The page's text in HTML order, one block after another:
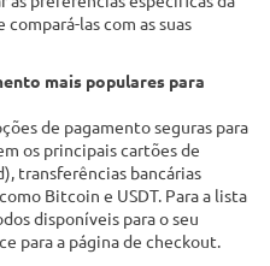
las com as suas
mais populares para
de pagamento seguras para
os principais cartões de
transferências bancárias
Bitcoin e USDT. Para a lista
disponíveis para o seu
para a página de checkout.